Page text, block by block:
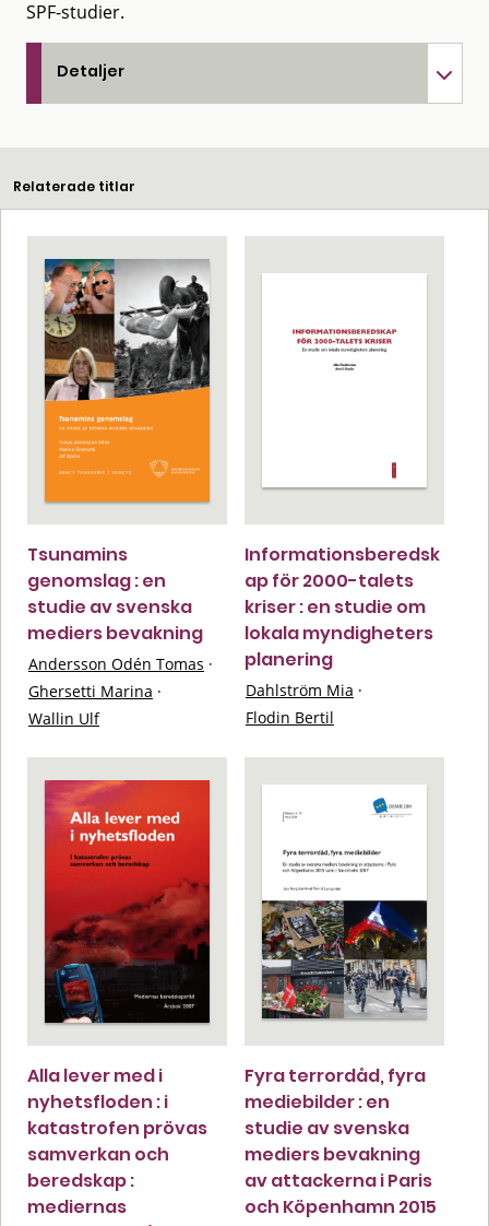
SPF-studier.
Detaljer
Relaterade titlar
Tsunamins
genomslag : en
studie av svenska
mediers bevakning
Andersson Odén Tomas ·
Ghersetti Marina ·
Wallin Ulf
Informationsberedsk
ap för 2000-talets
kriser : en studie om
lokala myndigheters
planering
Dahlström Mia ·
Flodin Bertil
Alla lever med i
nyhetsfloden : i
katastrofen prövas
samverkan och
beredskap :
mediernas
Fyra terrordåd, fyra
mediebilder : en
studie av svenska
mediers bevakning
av attackerna i Paris
och Köpenhamn 2015